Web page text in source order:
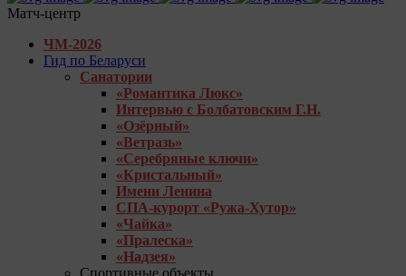
Матч-центр
ЧМ-2026
Гид по Беларуси
Санатории
«Романтика Люкс»
Интервью с Болбатовским Г.Н.
«Озёрный»
«Ветразь»
«Серебряные ключи»
«Кристальный»
Имени Ленина
СПА-курорт «Ружа-Хутор»
«Чайка»
«Пралеска»
«Надзея»
Спортивные объекты